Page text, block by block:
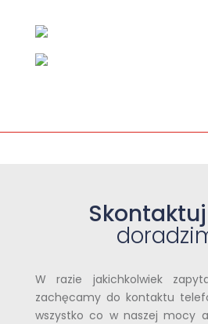
W razie jakichkolwiek
zachęcamy do kontaktu
wszystko co w naszej mocy